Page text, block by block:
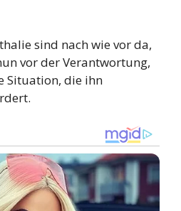
sind nach wie vor da,
vor der Verantwortung,
Situation, die ihn